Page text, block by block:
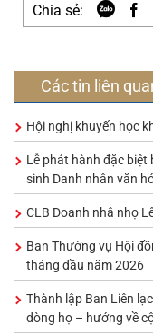
Chia sẻ:
Các tin liên
Hội nghị khuyến học
Lễ phát hành đặc biệt
sinh Danh nhân văn
CLB Doanh nhâ nhọ
Ban Thường vụ Hội
tháng đầu năm 2026
Thành lập Ban Liên
dòng họ – hướng về